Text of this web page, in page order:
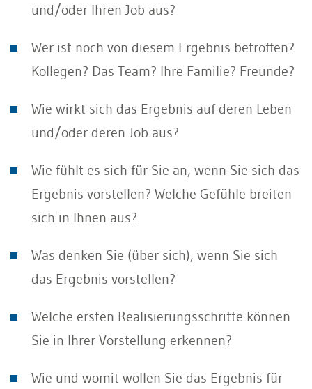
und/oder Ihren Job aus?
Wer ist noch von diesem Ergebnis betroffen?
Kollegen? Das Team? Ihre Familie? Freunde?
Wie wirkt sich das Ergebnis auf deren Leben
und/oder deren Job aus?
Wie fühlt es sich für Sie an, wenn Sie sich das
Ergebnis vorstellen? Welche Gefühle breiten
sich in Ihnen aus?
Was denken Sie (über sich), wenn Sie sich
das Ergebnis vorstellen?
Welche ersten Realisierungsschritte können
Sie in Ihrer Vorstellung erkennen?
Wie und womit wollen Sie das Ergebnis für